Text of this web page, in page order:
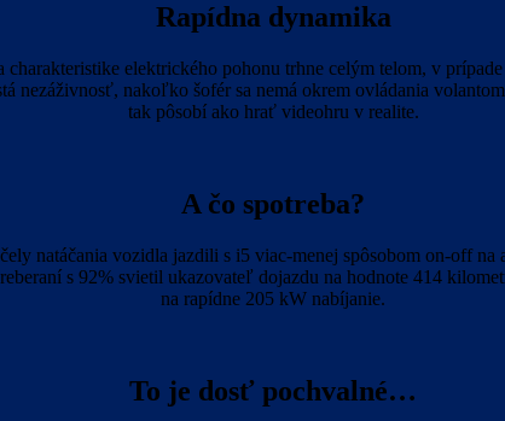
Rapídna dynamika
elektrického pohonu trhne celým telom, v
nezáživnosť, nakoľko šofér sa nemá okrem ovládania
tak pôsobí ako hrať videohru v realite.
A čo spotreba?
natáčania vozidla jazdili s i5 viac-menej spôsobom on-off
s 92% svietil ukazovateľ dojazdu na hodnote 414
na rapídne 205 kW nabíjanie.
To je dosť pochvalné…